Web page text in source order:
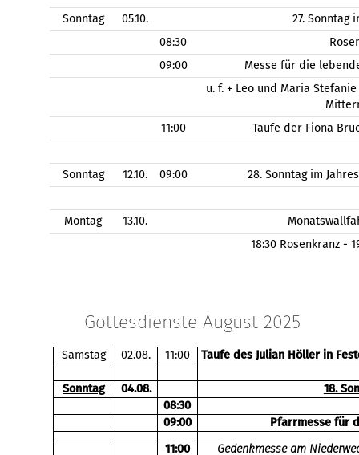
Sonntag 05.10.
27. Sonntag
08:30
09:00
Messe für die
u. f. + Leo und Maria
11:00
Taufe der Fiona
Sonntag 12.10. 09:00 28. Sonntag im
Montag 13.10.
18:30 Rosenkranz -
Gottesdienste August 2025
Samstag 02.08. 11:00 Taufe des Julian Höller in
Sonntag 04.08.
18.
08:30
09:00
Pfarrmesse für
11:00
Gedenkmesse am